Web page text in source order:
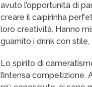
avuto l’opportunità di
creare il caipirinha
loro creatività. Hanno
guarnito i drink con
Lo spirito di
l’intensa competizione.